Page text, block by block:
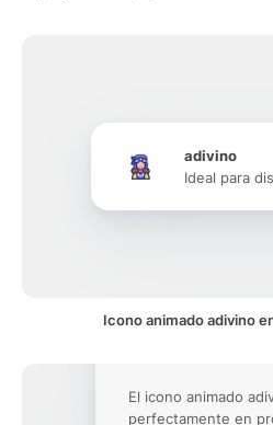
adivino
Ideal para
Icono animado adivino
El icono animado
perfectamente en